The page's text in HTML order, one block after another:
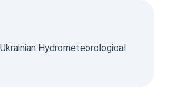
Ukrainian Hydrometeorological